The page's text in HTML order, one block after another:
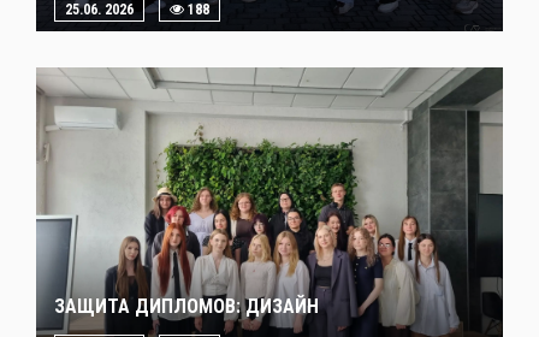
25.06. 2026 188
ЗАЩИТА ДИПЛОМОВ: ДИЗАЙН